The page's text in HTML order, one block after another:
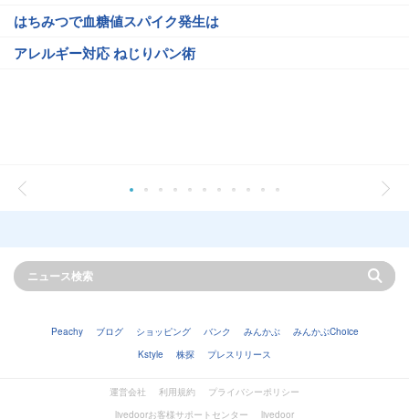
はちみつで血糖値スパイク発生は
アレルギー対応 ねじりパン術
Peachy ブログ ショッピング バンク みんかぶ
みんかぶChoice
Kstyle
株探 プレスリリース
運営会社 利用規約
プライバシーポリシー
livedoorお客様サポートセンター
livedoor